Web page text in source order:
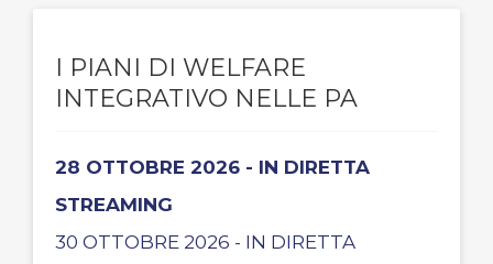
I PIANI DI WELFARE
INTEGRATIVO NELLE PA
28 OTTOBRE 2026 - IN DIRETTA
STREAMING
30 OTTOBRE 2026 - IN DIRETTA